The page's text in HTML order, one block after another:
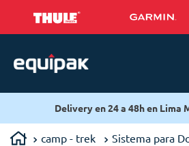
Delivery en 24 a 48h en Lima
camp - trek Sistema para